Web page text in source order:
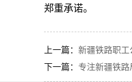
郑重承诺。
上一篇： 新疆铁路职
下一篇： 专注新疆铁